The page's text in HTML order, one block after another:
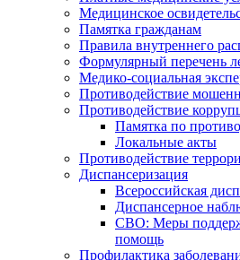
Медицинское
Памятка гражданам
Правила внутреннего
Формулярный перечень
Медико-социальная
Противодействие
Противодействие
Памятка по
Локальные акты
Противодействие
Диспансеризация
Всероссийская
Диспансерное
СВО: Меры
помощь
Профилактика